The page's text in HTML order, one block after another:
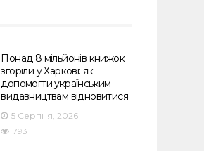
Понад 8 мільйонів книжок
згоріли у Харкові: як
допомогти українським
видавництвам відновитися
5 Серпня, 2026
793